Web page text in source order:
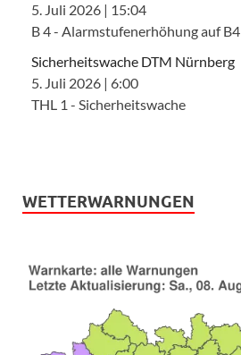
5. Juli 2026 | 15:04
B 4 - Alarmstufenerhöhung auf B4
Sicherheitswache DTM Nürnberg
5. Juli 2026 | 6:00
THL 1 - Sicherheitswache
WETTERWARNUNGEN